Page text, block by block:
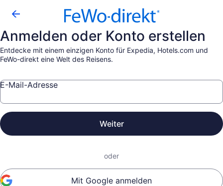
Anmelden oder Konto erstellen
Entdecke mit einem einzigen Konto für Expedia, Hotels.com und
FeWo-direkt eine Welt des Reisens.
E-Mail-Adresse
Weiter
oder
Mit Google anmelden